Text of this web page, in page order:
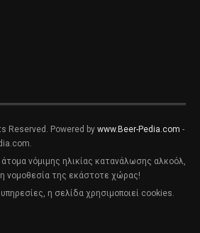
Reserved. Powered by www.Beer-Pedia.com -
νόμιμης ηλικίας κατανάλωσης αλκοόλ,
νομοθεσία της εκάστοτε χώρας!
η σελίδα χρησιμοποιεί cookies.